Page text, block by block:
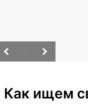
Как ищем